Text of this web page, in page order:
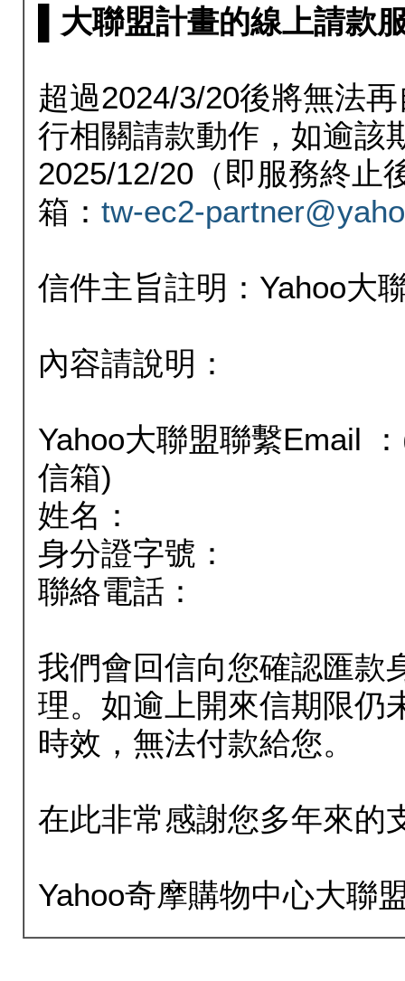
▌大聯盟計畫的線上請款
超過2024/3/20後將無法
行相關請款動作，如逾該
2025/12/20（即服務終止
箱： tw-ec2-
信件主旨註明：Yahoo大
內容請說明：
Yahoo大聯盟聯繫Email
信箱)
姓名：
身分證字號：
聯絡電話：
我們會回信向您確認匯款
理。如逾上開來信期限仍
時效，無法付款給您。
在此非常感謝您多年來的
Yahoo奇摩購物中心大